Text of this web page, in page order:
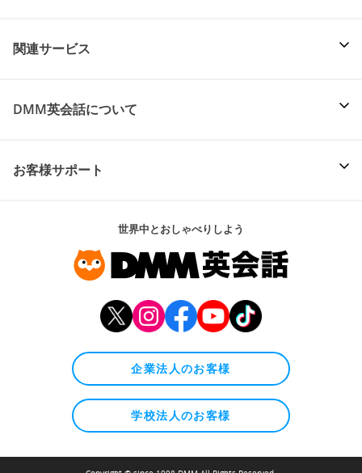
関連サービス
DMM英会話について
お客様サポート
世界中とおしゃべりしよう
企業法人のお客様
学校法人のお客様